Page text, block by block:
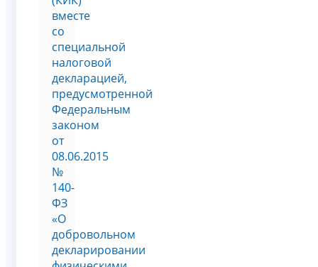
вместе
со
специальной
налоговой
декларацией,
предусмотренной
Федеральным
законом
от
08.06.2015
№
140-
ФЗ
«О
добровольном
декларировании